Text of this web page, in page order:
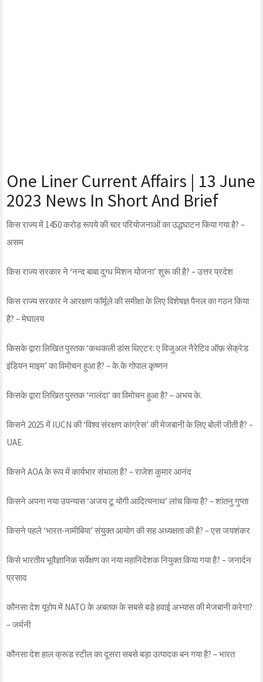
One Liner Current Affairs | 13 June
2023 News In Short And Brief
किस राज्य में 1450 करोड़ रूपये की चार परियोजनाओं का उद्धघाटन किया गया है? –
असम
किस राज्य सरकार ने ‘नन्द बाबा दुग्ध मिशन योजना’ शुरू की है? – उत्तर प्रदेश
किस राज्य सरकार ने आरक्षण फॉर्मूले की समीक्षा के लिए विशेषज्ञ पैनल का गठन किया
है? – मेघालय
किसके द्वारा लिखित पुस्तक ‘कथकली डांस थिएटर: ए विजुअल नैरेटिव ऑफ़ सेक्रेड
इंडियन माइम’ का विमोचन हुआ है? – के.के गोपाल कृष्णन
किसके द्वारा लिखित पुस्तक ‘नालंदा’ का विमोचन हुआ है? – अभय के.
किसने 2025 में IUCN की ‘विश्व संरक्षण कांग्रेस’ की मेजबानी के लिए बोली जीती है? –
UAE.
किसने AOA के रूप में कार्यभार संभाला है? – राजेश कुमार आनंद
किसने अपना नया उपन्यास ‘अजय टू योगी आदित्यनाथ’ लांच किया है? – शांतनु गुप्ता
किसने पहले ‘भारत-नामीबिया’ संयुक्त आयोग की सह अध्यक्षता की है? – एस जयशंकर
किसे भारतीय भूवैज्ञानिक सर्वेक्षण का नया महानिदेशक नियुक्त किया गया है? – जनार्दन
प्रसाद
कौनसा देश यूरोप में NATO के अबतक के सबसे बड़े हवाई अभ्यास की मेजबानी करेगा?
– जर्मनी
कौनसा देश हाल क्रूड स्टील का दूसरा सबसे बड़ा उत्पादक बन गया है? – भारत